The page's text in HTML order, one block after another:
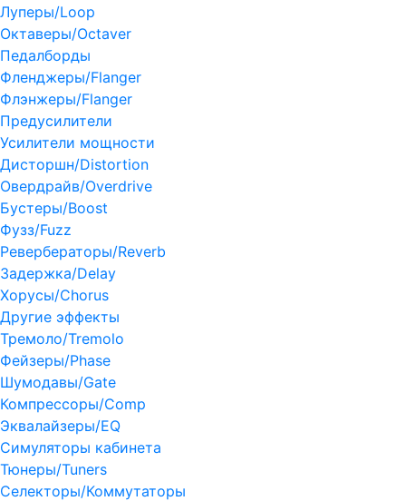
Луперы/Loop
Октаверы/Octaver
Педалборды
Фленджеры/Flanger
Флэнжеры/Flanger
Предусилители
Усилители мощности
Дисторшн/Distortion
Овердрайв/Overdrive
Бустеры/Boost
Фузз/Fuzz
Ревербераторы/Reverb
Задержка/Delay
Хорусы/Chorus
Другие эффекты
Тремоло/Tremolo
Фейзеры/Phase
Шумодавы/Gate
Компрессоры/Comp
Эквалайзеры/EQ
Симуляторы кабинета
Тюнеры/Tuners
Селекторы/Коммутаторы